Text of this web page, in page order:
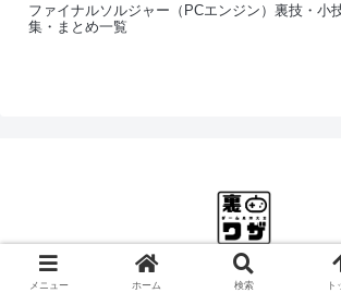
ファイナルソルジャー（PCエンジン）裏技・小
集・まとめ一覧
© 2025 ゲーム裏ワザ大全.
メニュー ホーム 検索 ト